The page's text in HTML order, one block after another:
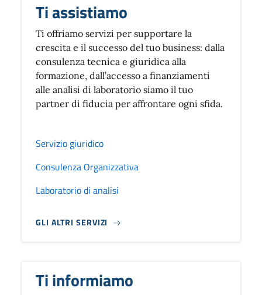
Ti assistiamo
Ti offriamo servizi per supportare la
crescita e il successo del tuo business: dalla
consulenza tecnica e giuridica alla
formazione, dall’accesso a finanziamenti
alle analisi di laboratorio siamo il tuo
partner di fiducia per affrontare ogni sfida.
Servizio giuridico
Consulenza Organizzativa
Laboratorio di analisi
GLI ALTRI SERVIZI
Ti informiamo